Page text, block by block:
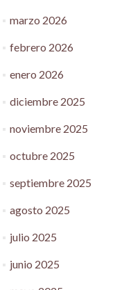
marzo 2026
febrero 2026
enero 2026
diciembre 2025
noviembre 2025
octubre 2025
septiembre 2025
agosto 2025
julio 2025
junio 2025